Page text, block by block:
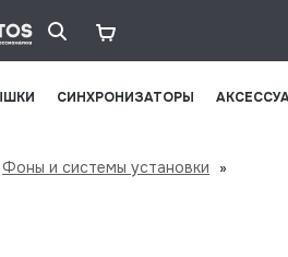
СИНХРОНИЗАТОРЫ
Фоны и системы установки »